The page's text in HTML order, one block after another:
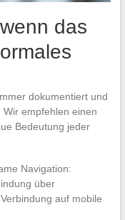
das
dokumentiert und
empfehlen einen
Bedeutung jeder
Navigation:
über
auf mobile